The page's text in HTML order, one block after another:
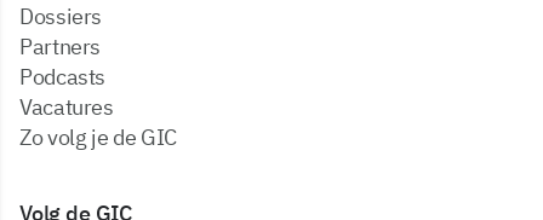
dossiers
partners
podcasts
vacatures
zo volg je de GIC
Volg de GIC